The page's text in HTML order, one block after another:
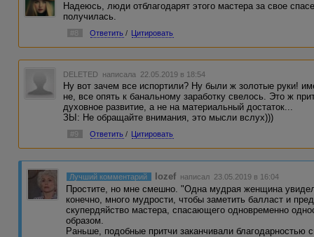
Надеюсь, люди отблагодарят этого мастера за свое
получилась.
#8 Ответить / Цитировать
DELETED написала 22.05.2019 в 18:54
Ну вот зачем все испортили? Ну были ж золотые руки!
не, все опять к банальному заработку свелось. Это ж
духовное развитие, а не на материальный достаток...
ЗЫ: Не обращайте внимания, это мысли вслух)))
#9 Ответить / Цитировать
Лучший комментарий Iozef написал 23.05.2019 в 16:04
Простите, но мне смешно. "Одна мудрая женщина
конечно, много мудрости, чтобы заметить балласт и
скупердяйство мастера, спасающего одновременно
образом.
Раньше, подобные притчи заканчивали благодарностью